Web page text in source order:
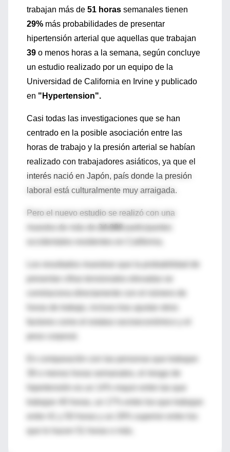
trabajan más de 51 horas semanales tienen
29% más probabilidades de presentar
hipertensión arterial que aquellas que trabajan
39 o menos horas a la semana, según concluye
un estudio realizado por un equipo de la
Universidad de California en Irvine y publicado
en "Hypertension".
Casi todas las investigaciones que se han
centrado en la posible asociación entre las
horas de trabajo y la presión arterial se habían
realizado con trabajadores asiáticos, ya que el
interés nació en Japón, país donde la presión
laboral está culturalmente muy arraigada.
Pero el nuevo estudio se realizó con una
participantes
39 o menos horas semanales, el riesgo de
hipertensión es un 14% mayor entre las que
entre 41 y 50 horas y un 29% superior entre los